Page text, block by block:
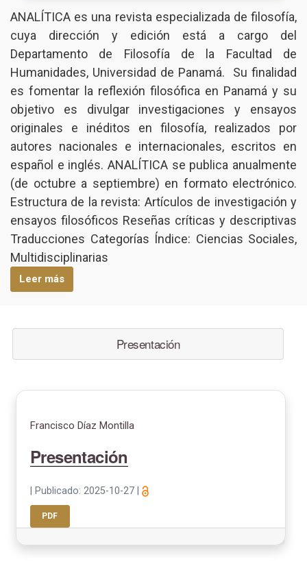
ANALÍTICA es una revista especializada de filosofía,
cuya dirección y edición está a cargo del
Departamento de Filosofía de la Facultad de
Humanidades, Universidad de Panamá. Su finalidad
es fomentar la reflexión filosófica en Panamá y su
objetivo es divulgar investigaciones y ensayos
originales e inéditos en filosofía, realizados por
autores nacionales e internacionales, escritos en
español e inglés. ANALÍTICA se publica anualmente
(de octubre a septiembre) en formato electrónico.
Estructura de la revista: Artículos de investigación y
ensayos filosóficos Reseñas críticas y descriptivas
Traducciones Categorías Índice: Ciencias Sociales,
Multidisciplinarias
Leer más
Presentación
Francisco Díaz Montilla
Presentación
Publicado: 2025-10-27
PDF